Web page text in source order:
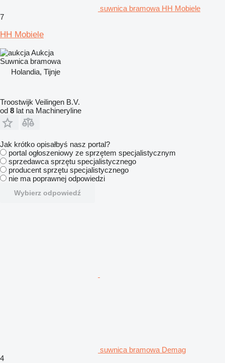
suwnica bramowa HH Mobiele
7
HH Mobiele
Aukcja
Suwnica bramowa
Holandia, Tijnje
Troostwijk Veilingen B.V.
od 8 lat na Machineryline
Jak krótko opisałbyś nasz portal?
portal ogłoszeniowy ze sprzętem specjalistycznym
sprzedawca sprzętu specjalistycznego
producent sprzętu specjalistycznego
nie ma poprawnej odpowiedzi
Wybierz odpowiedź
suwnica bramowa Demag
4